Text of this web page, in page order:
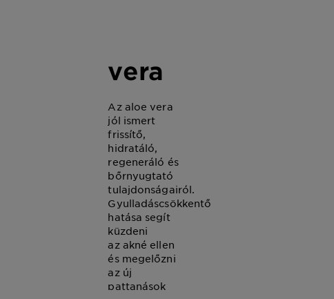
vera
Az aloe vera
jól ismert
frissítő,
hidratáló,
regeneráló és
bőrnyugtató
tulajdonságairól.
Gyulladáscsökkentő
hatása segít
küzdeni
az akné ellen
és megelőzni
az új
pattanások